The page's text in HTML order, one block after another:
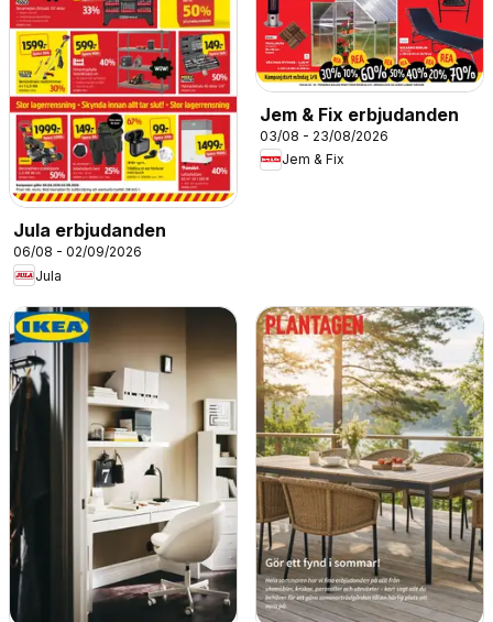
Jula erbjudanden
06/08 - 02/09/2026
Jula
Jem & Fix erbjudanden
03/08 - 23/08/2026
Jem & Fix